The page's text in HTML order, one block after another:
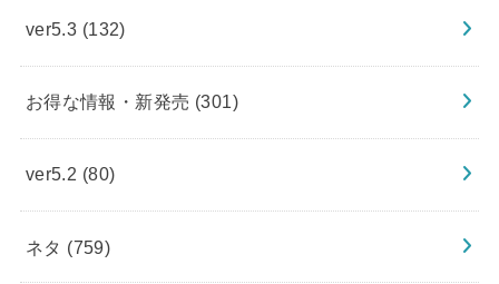
ver5.3 (132)
お得な情報・新発売 (301)
ver5.2 (80)
ネタ (759)